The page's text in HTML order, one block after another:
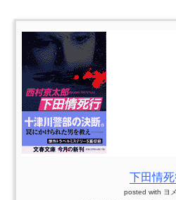
下田情
posted with ヨ